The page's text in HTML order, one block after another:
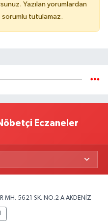
Yazılan yorumlardan
tutulamaz.
Eczaneler
MH. 5621 SK. NO:2 A AKDENİZ